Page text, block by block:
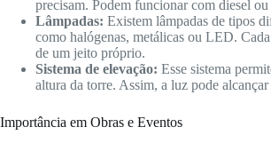
precisam. Podem funcionar com diesel
Lâmpadas: Existem lâmpadas de tipos
como halógenas, metálicas ou LED.
de um jeito próprio.
Sistema de elevação: Esse sistema
altura da torre. Assim, a luz pode alcançar
Importância em Obras e Eventos